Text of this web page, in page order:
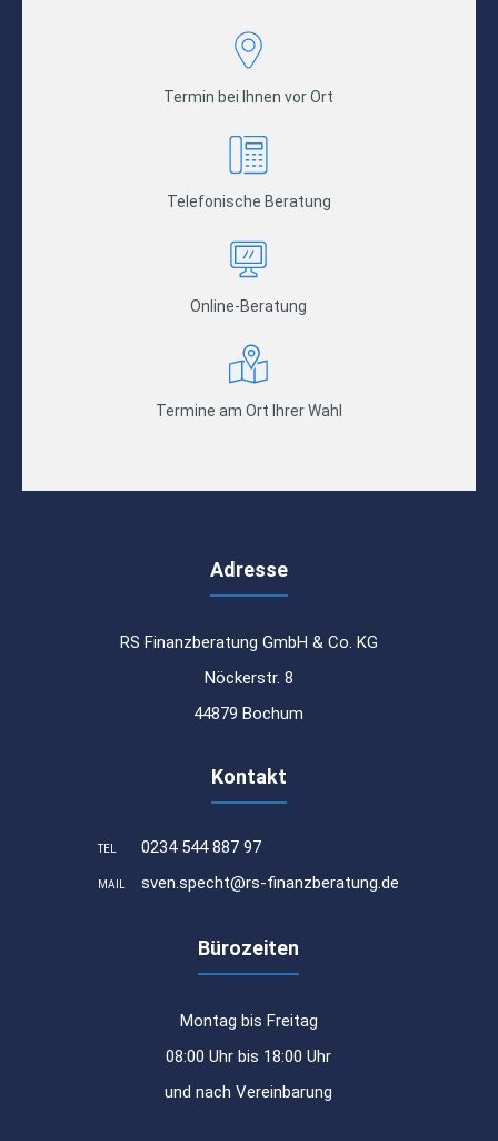
Termin bei Ihnen vor Ort
Telefonische Beratung
Online-Beratung
Termine am Ort Ihrer Wahl
Adresse
RS Finanzberatung GmbH & Co. KG
Nöckerstr. 8
44879 Bochum
Kontakt
TEL 0234 544 887 97
MAIL sven.specht@rs-finanzberatung.de
Bürozeiten
Montag bis Freitag
08:00 Uhr bis 18:00 Uhr
und nach Vereinbarung